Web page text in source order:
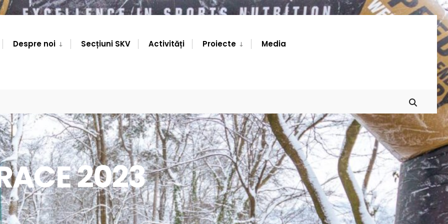
Despre noi Secțiuni SKV Activități Proiecte Media
2023